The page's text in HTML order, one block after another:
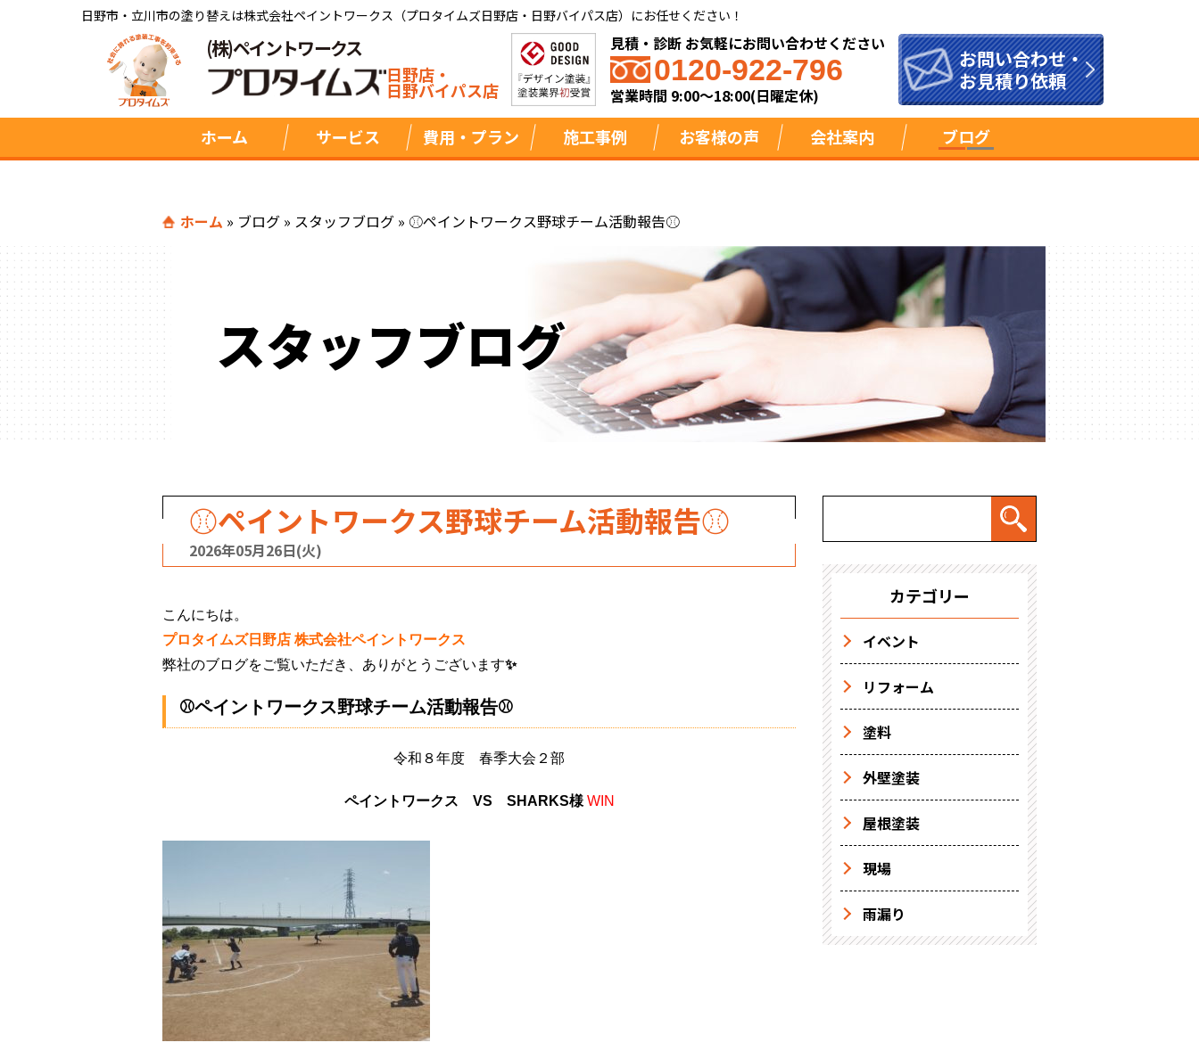
日野市・立川市の塗り替えは株式会社ペイントワークス（プロタイムズ日野店・日野バイパス店）にお任せください！
(株)ペイントワークス
日野店・
日野バイパス店
見積・診断 お気軽にお問い合わせください
0120-922-796
営業時間 9:00～18:00(日曜定休)
お問い合わせ・
お見積り依頼
ホーム サービス 費用・プラン 施工事例 お客様の声 会社案内 ブログ
ホーム » ブログ » スタッフブログ » ⚾ペイントワークス野球チーム活動報告⚾
スタッフブログ
⚾ペイントワークス野球チーム活動報告⚾
2026年05月26日(火)
こんにちは。
プロタイムズ日野店 株式会社ペイントワークス
弊社のブログをご覧いただき、ありがとうございます✨
⚾ペイントワークス野球チーム活動報告⚾
令和８年度 春季大会２部
ペイントワークス VS SHARKS様 WIN
カテゴリー
イベント
リフォーム
塗料
外壁塗装
屋根塗装
現場
雨漏り